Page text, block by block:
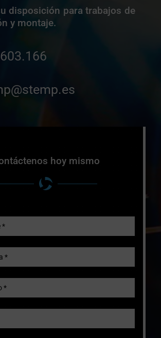
disposición para trabajos de
y montaje.
hoy mismo